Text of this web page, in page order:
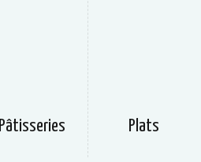
Pâtisseries Plats